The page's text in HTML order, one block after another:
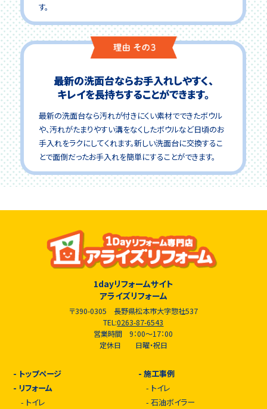
す。
最新の洗面台ならお手入れしやすく、
キレイを長持ちすることができます。
最新の洗面台なら汚れが付きにくい素材でできたボウル
や、汚れがたまりやすい溝をなくしたボウルなど日頃のお
手入れをラクにしてくれます。新しい洗面台に交換するこ
とで面倒だったお手入れを簡単にすることができます。
1dayリフォームサイト
アライズリフォーム
〒390-0305 長野県松本市大字惣社537
TEL:0263-87-6543
営業時間 9：00～17：00
定休日 日曜・祝日
- トップページ
- リフォーム
- トイレ
-施工事例
- トイレ
-石油ボイラー